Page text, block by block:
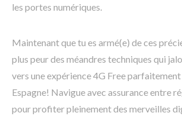
les portes numériques.
Maintenant que tu es armé(e) de ces
plus peur des méandres techniques qui
vers une expérience 4G Free
Espagne! Navigue avec assurance entre
pour profiter pleinement des merveilles